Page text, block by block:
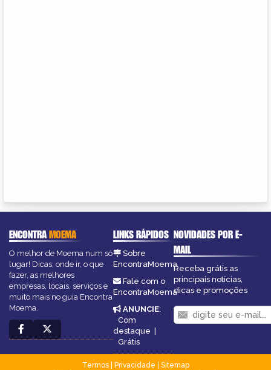
ENCONTRAMOEMA
O melhor de Moema num só
lugar! Dicas, onde ir, o que
fazer, as melhores
empresas, locais, serviços e
muito mais no guia Encontra
Moema.
LINKS RÁPIDOS
Sobre
EncontraMoema
Fale com o
EncontraMoema
ANUNCIE:
Com
destaque |
Grátis
NOVIDADES POR E-
MAIL
Receba grátis as
principais notícias,
dicas e promoções
Termos| Privacidade
Sitemap